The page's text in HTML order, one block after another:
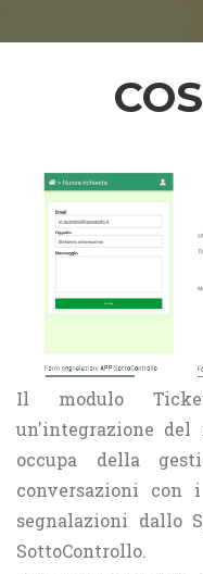
Il modulo
un'integrazione
occupa della
conversazioni con
segnalazioni dallo
SottoControllo.